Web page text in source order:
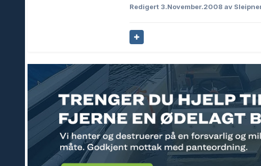
Redigert 3.November.2008 av